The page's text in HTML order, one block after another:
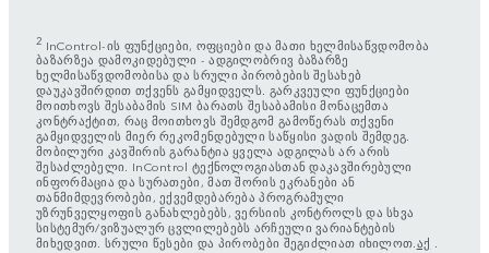
2 InControl-ის ფუნქციები, ოფციები და მათი ხელმისაწვდომობა
ბაზარზეა დამოკიდებული - ადგილობრივ ბაზარზე
ხელმისაწვდომობისა და სრული პირობების შესახებ
დაუკავშირდით თქვენს გამყიდველს. გარკვეული ფუნქციები
მოითხოვს შესაბამის SIM ბარათს შესაბამისი მონაცემთა
კონტრაქტით, რაც მოითხოვს შემდგომ გამოწერას თქვენი
გამყიდველის მიერ რეკომენდებული საწყისი ვადის შემდეგ.
მობილური კავშირის გარანტია ყველა ადგილას არ არის
შესაძლებელი. InControl ტექნოლოგიასთან დაკავშირებული
ინფორმაცია და სურათები, მათ შორის ეკრანები ან
თანმიმდევრობები, ექვემდებარება პროგრამული
უზრუნველყოფის განახლებებს, ვერსიის კონტროლს და სხვა
სისტემურ/ვიზუალურ ცვლილებებს არჩეული ვარიანტების
მიხედვით. სრული წესები და პირობები შეგიძლიათ იხილოთ.აქ .